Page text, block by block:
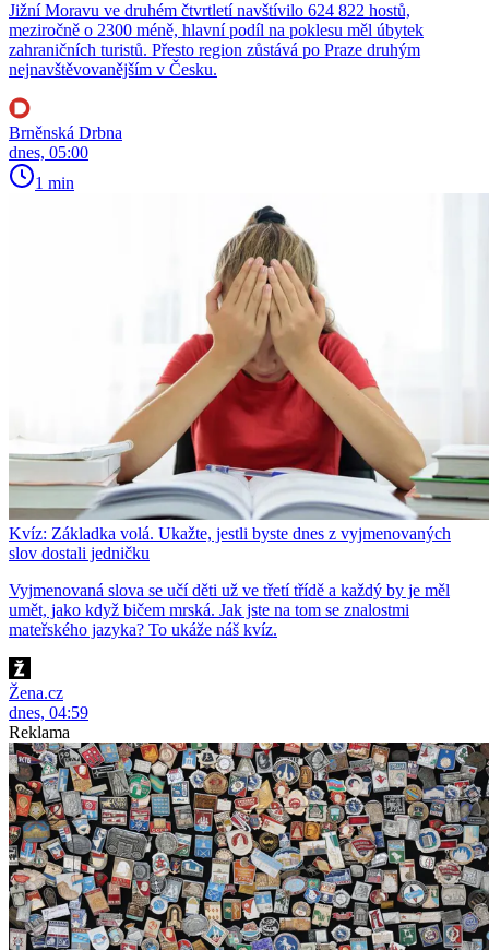
Jižní Moravu ve druhém čtvrtletí navštívilo 624 822 hostů,
meziročně o 2300 méně, hlavní podíl na poklesu měl úbytek
zahraničních turistů. Přesto region zůstává po Praze druhým
nejnavštěvovanějším v Česku.
Brněnská Drbna
dnes, 05:00
1 min
Kvíz: Základka volá. Ukažte, jestli byste dnes z vyjmenovaných
slov dostali jedničku
Vyjmenovaná slova se učí děti už ve třetí třídě a každý by je měl
umět, jako když bičem mrská. Jak jste na tom se znalostmi
mateřského jazyka? To ukáže náš kvíz.
Žena.cz
dnes, 04:59
Reklama